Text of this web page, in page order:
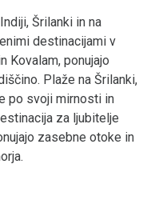
Šrilanki in na
destinacijami v
Kovalam, ponujajo
Plaže na Šrilanki,
po svoji mirnosti in
za ljubitelje
zasebne otoke in